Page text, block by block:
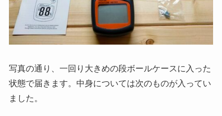
写真の通り、一回り大きめの段ボールケースに入った
状態で届きます。中身については次のものが入ってい
ました。